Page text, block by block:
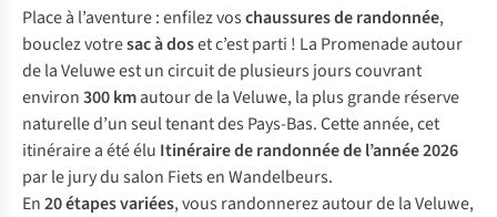
Place à l’aventure : enfilez voschaussures de randonnée,
bouclez votresac à doset c’est parti ! La Promenade autour
de la Veluwe est un circuit de plusieurs jours couvrant
environ300 kmautour de la Veluwe, la plus grande réserve
naturelle d’un seul tenant des Pays-Bas. Cette année, cet
itinéraire a été élu Itinéraire de randonnée de l’année 2026
par le jury du salon Fiets en Wandelbeurs.
En20 étapes variées, vous randonnerez autour de la Veluwe,